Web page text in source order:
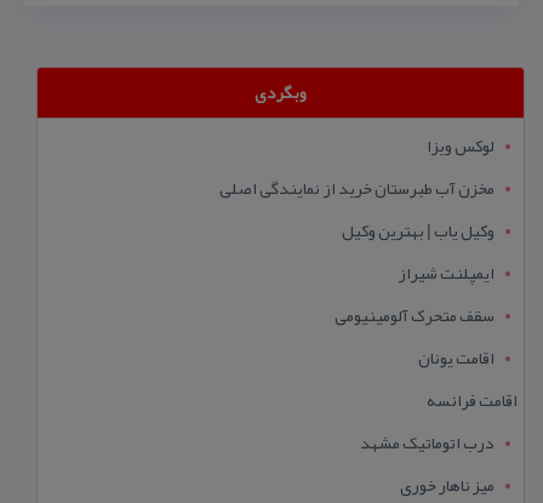
وبگردی
لوکس ویزا
مخزن آب طبرستان خرید از نمایندگی اصلی
وکیل یاب | بهترین وکیل
ایمپلنت شیراز
سقف متحرک آلومینیومی
اقامت یونان
اقامت فرانسه
درب اتوماتیک مشهد
میز ناهار خوری